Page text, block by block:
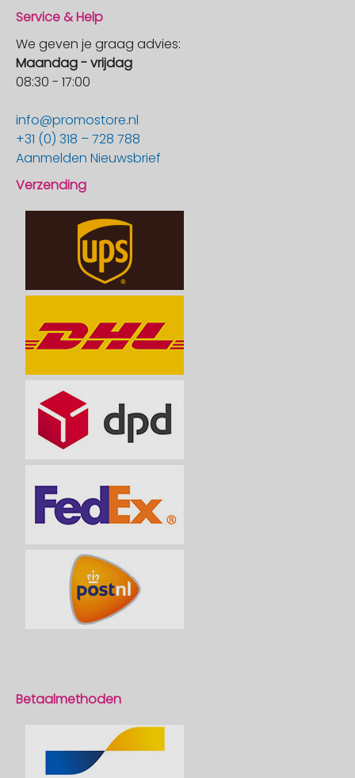
Service & Help
We geven je graag advies:
Maandag - vrijdag
08:30 - 17:00
info@promostore.nl
+31 (0) 318 – 728 788
Aanmelden Nieuwsbrief
Verzending
Betaalmethoden